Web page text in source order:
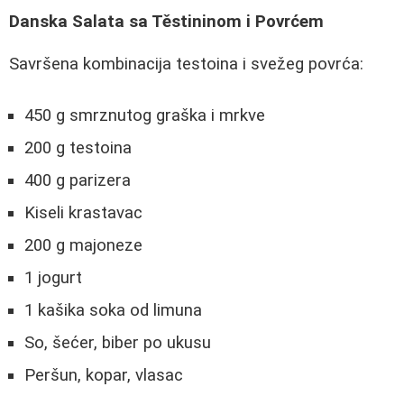
Danska Salata sa Těstininom i Povrćem
Savršena kombinacija testoina i svežeg povrća:
450 g smrznutog graška i mrkve
200 g testoina
400 g parizera
Kiseli krastavac
200 g majoneze
1 jogurt
1 kašika soka od limuna
So, šećer, biber po ukusu
Peršun, kopar, vlasac